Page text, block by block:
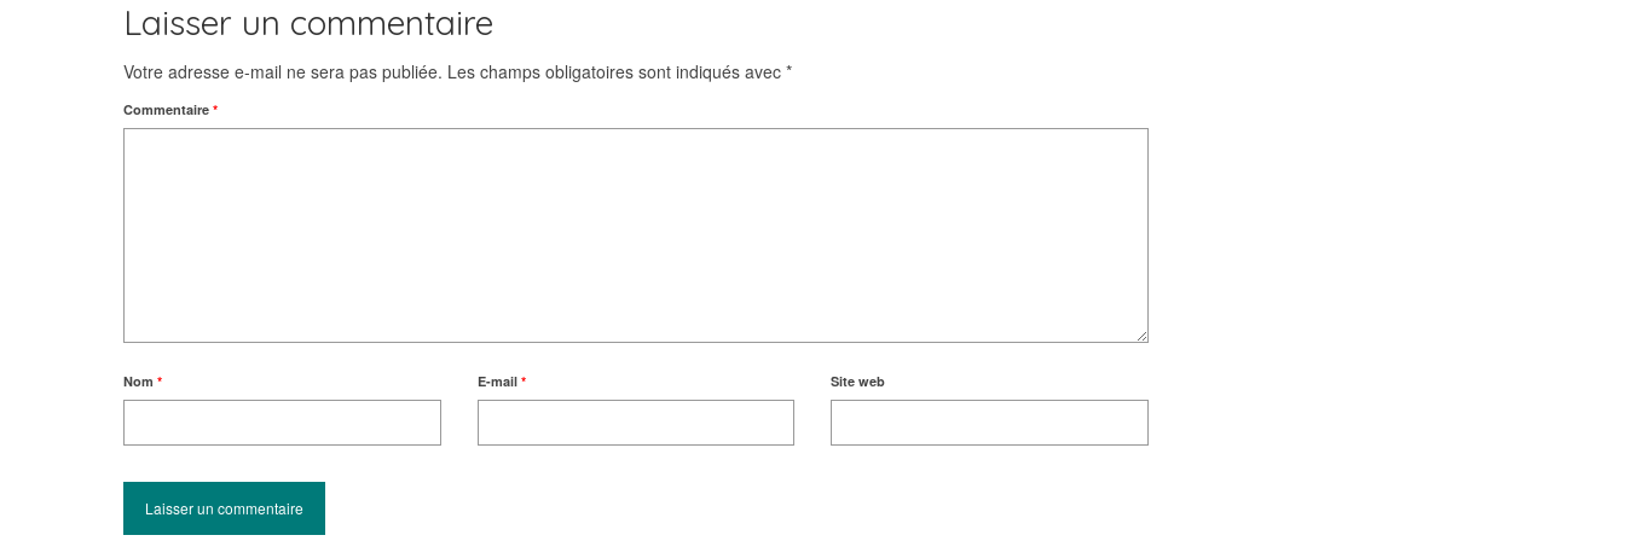
Laisser un commentaire
Votre adresse e-mail ne sera pas publiée. Les champs obligatoires sont indiqués avec *
Commentaire *
Nom * E-mail * Site web